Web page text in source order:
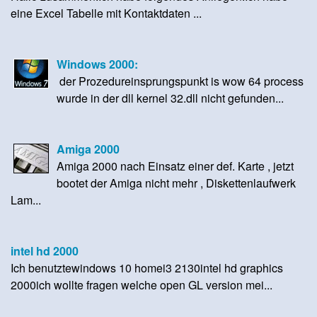
eine Excel Tabelle mit Kontaktdaten ...
Windows 2000:
der Prozedureinsprungspunkt is wow 64 process
wurde in der dll kernel 32.dll nicht gefunden...
Amiga 2000
Amiga 2000 nach Einsatz einer def. Karte , jetzt
bootet der Amiga nicht mehr , Diskettenlaufwerk
Lam...
intel hd 2000
Ich benutztewindows 10 homei3 2130intel hd graphics
2000ich wollte fragen welche open GL version mei...